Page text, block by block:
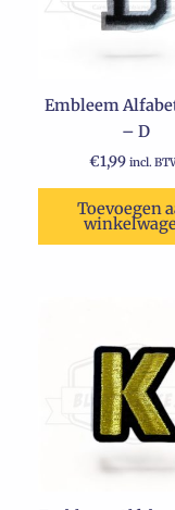
Embleem
– D
€1,99 incl.
Toevoegen